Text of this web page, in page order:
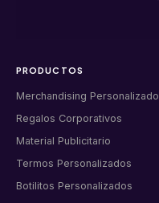
PRODUCTOS
Merchandising Personalizado
Regalos Corporativos
Material Publicitario
Termos Personalizados
Botilitos Personalizados